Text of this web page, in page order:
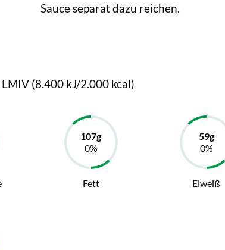
Sauce separat dazu reichen.
(8.400 kJ/2.000 kcal)
Fett Eiweiß